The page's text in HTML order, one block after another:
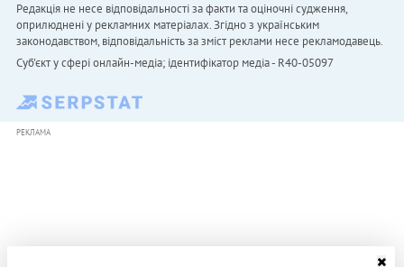
Редакція не несе відповідальності за факти та оціночні судження,
оприлюднені у рекламних матеріалах. Згідно з українським
законодавством, відповідальність за зміст реклами несе рекламодавець.
Cуб'єкт у сфері онлайн-медіа; ідентифікатор медіа - R40-05097
РЕКЛАМА